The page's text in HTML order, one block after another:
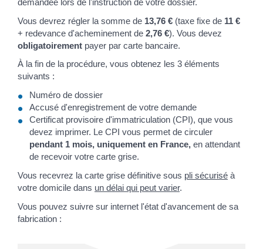
demandée lors de l'instruction de votre dossier.
Vous devrez régler la somme de 13,76 €(taxe fixe de 11 €
+ redevance d'acheminement de 2,76 €). Vous devez
obligatoirementpayer par carte bancaire.
À la fin de la procédure, vous obtenez les 3 éléments
suivants :
Numéro de dossier
Accusé d'enregistrement de votre demande
Certificat provisoire d'immatriculation (CPI), que vous
devez imprimer. Le CPI vous permet de circuler
pendant 1 mois, uniquement en France,en attendant
de recevoir votre carte grise.
Vous recevrez la carte grise définitive sous pli sécuriséà
votre domicile dans un délai qui peut varier.
Vous pouvez suivre sur internet l'état d'avancement de sa
fabrication :